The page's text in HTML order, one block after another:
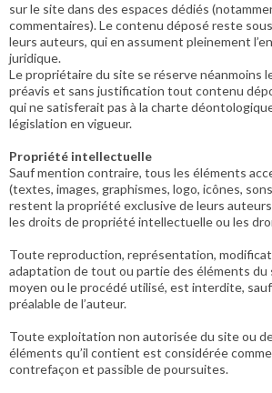
sur le site dans des espaces dédiés
commentaires). Le contenu déposé reste
leurs auteurs, qui en assument pleinement
juridique.
Le propriétaire du site se réserve néanmoins
préavis et sans justification tout contenu
qui ne satisferait pas à la charte
législation en vigueur.
Propriété intellectuelle
Sauf mention contraire, tous les éléments
(textes, images, graphismes, logo, icônes,
restent la propriété exclusive de leurs
les droits de propriété intellectuelle ou les
Toute reproduction, représentation,
adaptation de tout ou partie des éléments du
moyen ou le procédé utilisé, est interdite,
préalable de l’auteur.
Toute exploitation non autorisée du site ou
éléments qu’il contient est considérée
contrefaçon et passible de poursuites.